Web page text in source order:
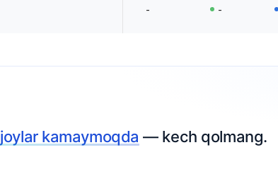
- -
joylar kamaymoqda — kech qolmang.